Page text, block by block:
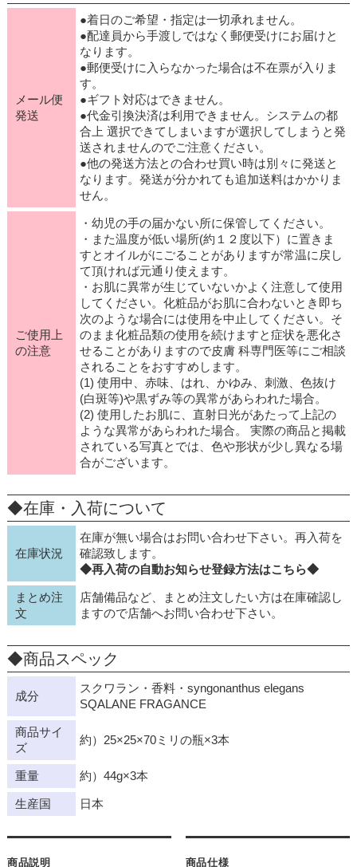
メール便
発送
●着日のご希望・指定は一切承れません。
●配達員から手渡しではなく郵便受けにお届けと
なります。
●郵便受けに入らなかった場合は不在票が入りま
す。
●ギフト対応はできません。
●代金引換決済は利用できません。システムの都
合上 選択できてしまいますが選択してしまうと発
送されませんのでご注意ください。
●他の発送方法との合わせ買い時は別々に発送と
なります。発送が分かれても追加送料はかかりま
せん。
ご使用上
の注意
・幼児の手の届かない所に保管してください。
・また温度が低い場所(約１２度以下）に置きま
すとオイルがにごることがありますが常温に戻し
て頂ければ元通り使えます。
・お肌に異常が生じていないかよく注意して使用
してください。化粧品がお肌に合わないとき即ち
次のような場合には使用を中止してください。そ
のまま化粧品類の使用を続けますと症状を悪化さ
せることがありますので皮膚 科専門医等にご相談
されることをおすすめします。
(1) 使用中、赤味、はれ、かゆみ、刺激、色抜け
(白斑等)や黒ずみ等の異常があらわれた場合。
(2) 使用したお肌に、直射日光があたって上記の
ような異常があらわれた場合。 実際の商品と掲載
されている写真とでは、色や形状が少し異なる場
合がございます。
◆在庫・入荷について
在庫状況
在庫が無い場合はお問い合わせ下さい。再入荷を
確認致します。
◆再入荷の自動お知らせ登録方法はこちら◆
まとめ注
文
店舗備品など、まとめ注文したい方は在庫確認し
ますので店舗へお問い合わせ下さい。
◆商品スペック
成分
スクワラン・香料・syngonanthus elegans
SQALANE FRAGANCE
商品サイ
ズ
約）25×25×70ミリの瓶×3本
重量 約）44g×3本
生産国 日本
商品説明 商品仕様